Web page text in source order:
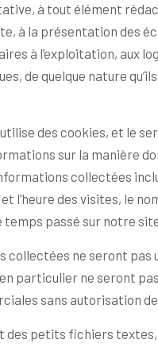
à tout élément
à la présentation des
à l’exploitation, aux
de quelque nature
des cookies, et le
sur la manière
collectées
l’heure des visites, le
temps passé sur notre
collectées ne seront pas
particulier ne seront
sans autorisation
des petits fichiers